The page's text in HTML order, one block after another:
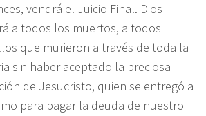
vendrá el Juicio Final. Dios
a todos los muertos, a todos
que murieron a través de toda la
sin haber aceptado la preciosa
de Jesucristo, quien se entregó a
para pagar la deuda de nuestro